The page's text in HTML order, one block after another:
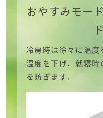
おやすみモード
冷房時は徐々に温度
温度を下げ、就寝時
を防ぎます。